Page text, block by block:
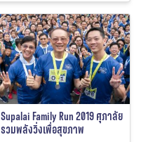
Supalai Family Run 2019 ศุภาลัย
รวมพลังวิ่งเพื่อสุขภาพ